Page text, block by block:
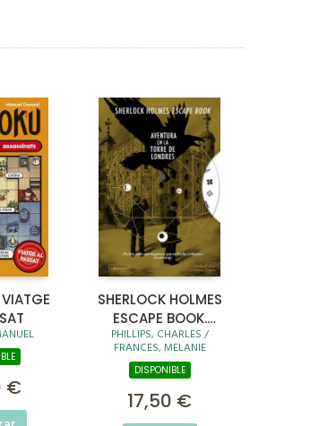
€
SHERLOCK HOLMES
ESCAPE BOOK.
AVENTURA EN LA
TORRE DE LONDRES
PHILLIPS, CHARLES /
FRANCES, MELANIE
DISPONIBLE
17,50 €